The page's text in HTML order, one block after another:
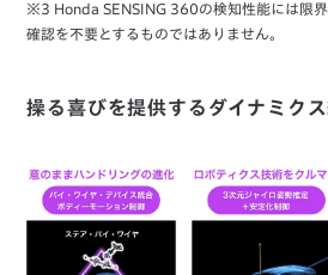
※3 Honda SENSING 360の検知性能には限界
確認を不要とするものではありません。
操る喜びを提供するダイナミク